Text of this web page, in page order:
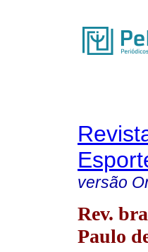
versão
Rev.
Paulo